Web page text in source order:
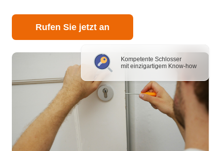
Kompetente Schlosser
mit einzigartigem Know-how
Rufen Sie jetzt an